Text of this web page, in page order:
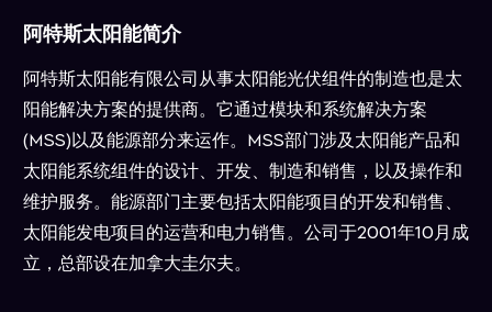
阿特斯太阳能简介
阿特斯太阳能有限公司从事太阳能光伏组件的制造也是太
阳能解决方案的提供商。它通过模块和系统解决方案
(MSS)以及能源部分来运作。MSS部门涉及太阳能产品和
太阳能系统组件的设计、开发、制造和销售，以及操作和
维护服务。能源部门主要包括太阳能项目的开发和销售、
太阳能发电项目的运营和电力销售。公司于2001年10月成
立，总部设在加拿大圭尔夫。